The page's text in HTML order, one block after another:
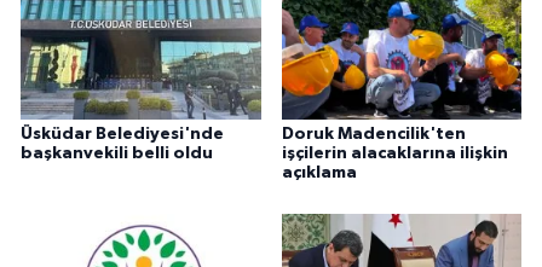
Üsküdar Belediyesi'nde
başkanvekili belli oldu
Doruk Madencilik'ten
işçilerin alacaklarına ilişkin
açıklama